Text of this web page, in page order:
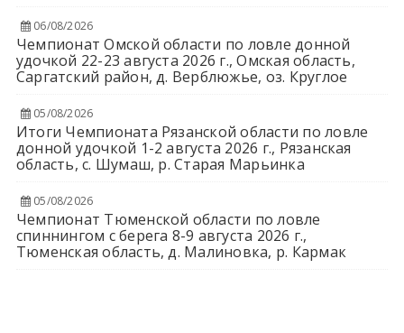
06/08/2026
Чемпионат Омской области по ловле донной
удочкой 22-23 августа 2026 г., Омская область,
Саргатский район, д. Верблюжье, оз. Круглое
05/08/2026
Итоги Чемпионата Рязанской области по ловле
донной удочкой 1-2 августа 2026 г., Рязанская
область, с. Шумаш, р. Старая Марьинка
05/08/2026
Чемпионат Тюменской области по ловле
спиннингом с берега 8-9 августа 2026 г.,
Тюменская область, д. Малиновка, р. Кармак